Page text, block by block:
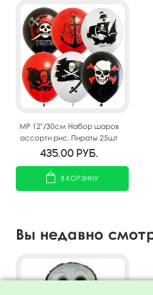
MP 12"/30см Набор шаров
ассорти рис. Пираты 25шт
435.00 руб.
В КОРЗИНУ
Вы недавно